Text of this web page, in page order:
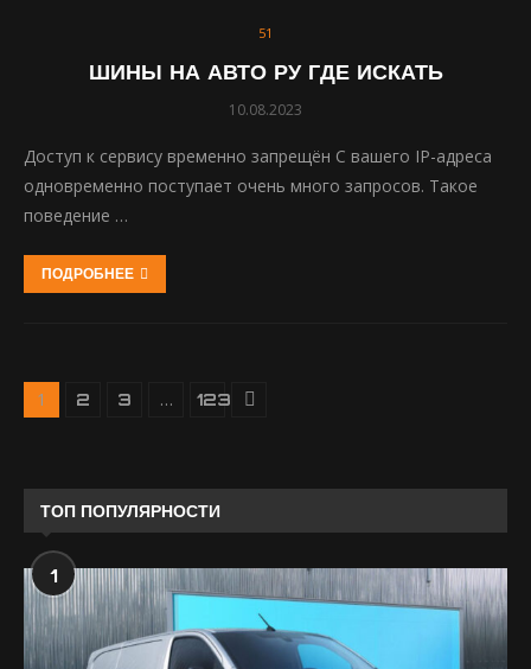
51
ШИНЫ НА АВТО РУ ГДЕ ИСКАТЬ
10.08.2023
Доступ к сервису временно запрещён С вашего IP-адреса
одновременно поступает очень много запросов. Такое
поведение …
ПОДРОБНЕЕ
1 2 3 … 123
ТОП ПОПУЛЯРНОСТИ
1